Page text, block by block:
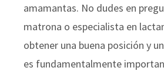
amamantas. No dudes en
matrona o especialista en
obtener una buena posición y
es fundamentalmente